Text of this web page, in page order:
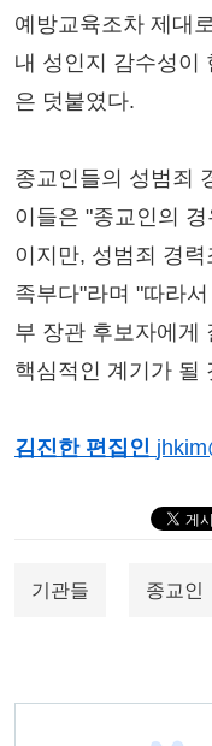
예방교육조차 제대
내 성인지 감수성이
은 덧붙였다.
종교인들의 성범죄
이들은 "종교인의
이지만, 성범죄 경
족부다"라며 "따라
부 장관 후보자에게
핵심적인 계기가 될
김진한 편집인
기관들 종교인